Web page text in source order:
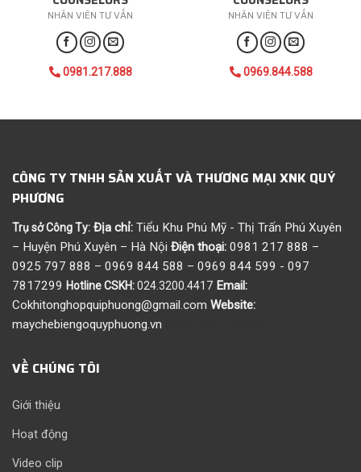
NHÂN VIÊN TƯ VẤN
0981.217.888
NHÂN VIÊN TƯ VẤN
0969.844.588
CÔNG TY TNHH SẢN XUẤT VÀ THƯƠNG MẠI XNK QUÝ
PHƯƠNG
Trụ sở Công Ty: Địa chỉ: Tiểu Khu Phú Mỹ - Thị Trấn Phú Xuyên
– Huyện Phú Xuyên – Hà Nội Điện thoại: 0981 217 888 –
0925 797 888 – 0969 844 588 – 0969 844 599 - 097
7817299 Hotline CSKH:024.3200.4417 Email:
Cokhitonghopquiphuong@gmail.com Website:
maychebiengoquyphuong.vn
VỀ CHÚNG TÔI
Giới thiệu
Hoạt động
Video clip